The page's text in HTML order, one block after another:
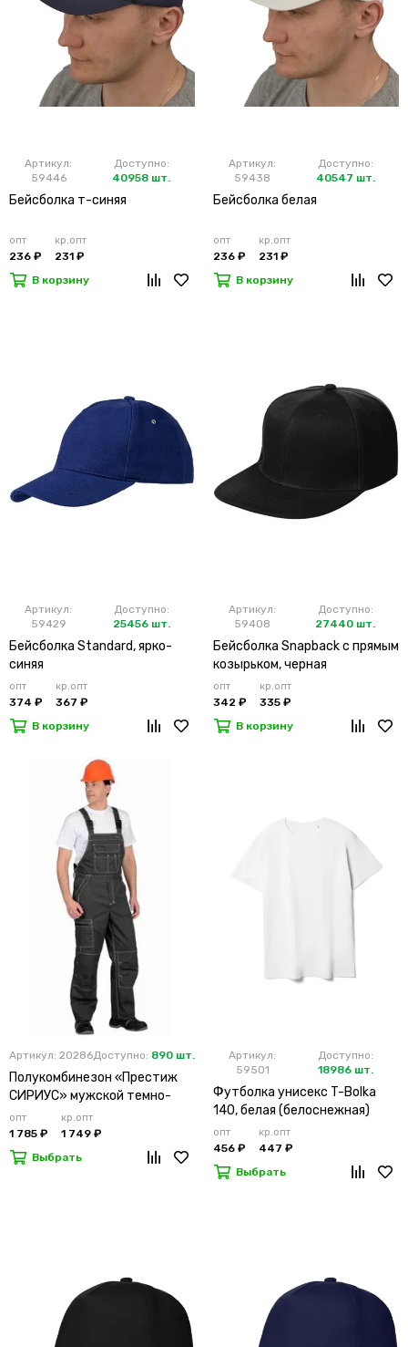
Артикул:
59446
Доступно:
40958 шт.
Бейсболка т-синяя
опт
236 ₽
кр.опт
231 ₽
В корзину
Артикул:
59438
Доступно:
40547 шт.
Бейсболка белая
опт
236 ₽
кр.опт
231 ₽
В корзину
Артикул:
59429
Доступно:
25456 шт.
Бейсболка Standard, ярко-
синяя
опт
374 ₽
кр.опт
367 ₽
В корзину
Артикул:
59408
Доступно:
27440 шт.
Бейсболка Snapback с прямым
козырьком, черная
опт
342 ₽
кр.опт
335 ₽
В корзину
Артикул: 20286Доступно: 890 шт.
Полукомбинезон «Престиж
СИРИУС» мужской темно-
серый
опт
1 785 ₽
кр.опт
1 749 ₽
Выбрать
Артикул:
59501
Доступно:
18986 шт.
Футболка унисекс T-Bolka
140, белая (белоснежная)
опт
456 ₽
кр.опт
447 ₽
Выбрать